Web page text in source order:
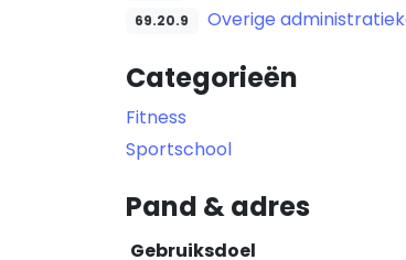
69.20.9 Overige
Categorieën
Fitness
Sportschool
Pand & adres
Gebruiksdoel